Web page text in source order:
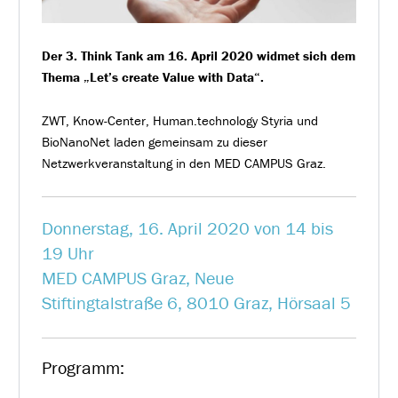
Der 3. Think Tank am 16. April 2020 widmet sich dem
Thema „Let’s create Value with Data“.
ZWT, Know-Center, Human.technology Styria und
BioNanoNet laden gemeinsam zu dieser
Netzwerkveranstaltung in den MED CAMPUS Graz.
Donnerstag, 16. April 2020 von 14 bis
19 Uhr
MED CAMPUS Graz, Neue
Stiftingtalstraße 6, 8010 Graz, Hörsaal 5
Programm: